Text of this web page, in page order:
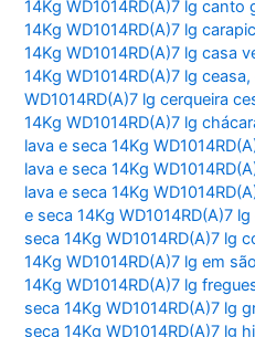
14Kg WD1014RD(A)7 lg canto
14Kg WD1014RD(A)7 lg
14Kg WD1014RD(A)7 lg casa
14Kg WD1014RD(A)7 lg ceasa,
WD1014RD(A)7 lg cerqueira
14Kg WD1014RD(A)7 lg
lava e seca 14Kg
lava e seca 14Kg
lava e seca 14Kg
e seca 14Kg WD1014RD(A)7
seca 14Kg WD1014RD(A)7 lg
14Kg WD1014RD(A)7 lg em
14Kg WD1014RD(A)7 lg
seca 14Kg WD1014RD(A)7 lg
seca 14Kg WD1014RD(A)7 lg